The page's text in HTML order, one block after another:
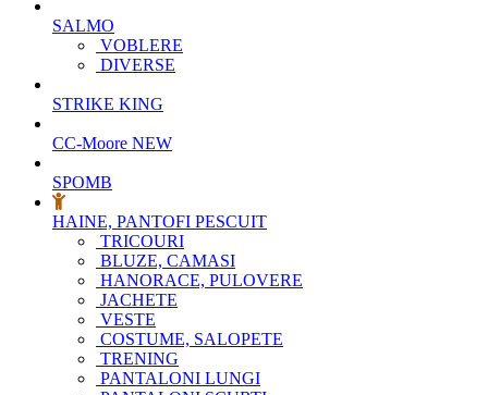
SALMO
VOBLERE
DIVERSE
STRIKE KING
CC-Moore NEW
SPOMB
HAINE, PANTOFI PESCUIT
TRICOURI
BLUZE, CAMASI
HANORACE, PULOVERE
JACHETE
VESTE
COSTUME, SALOPETE
TRENING
PANTALONI LUNGI